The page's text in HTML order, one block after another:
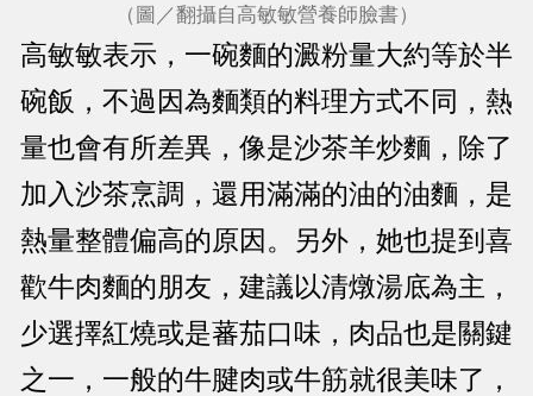
（圖／翻攝自高敏敏營養師臉書）
高敏敏表示，一碗麵的澱粉量大約等於半
碗飯，不過因為麵類的料理方式不同，熱
量也會有所差異，像是沙茶羊炒麵，除了
加入沙茶烹調，還用滿滿的油的油麵，是
熱量整體偏高的原因。另外，她也提到喜
歡牛肉麵的朋友，建議以清燉湯底為主，
少選擇紅燒或是蕃茄口味，肉品也是關鍵
之一，一般的牛腱肉或牛筋就很美味了，